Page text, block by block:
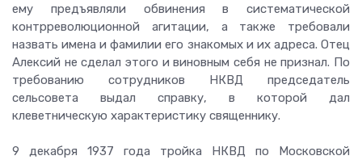
ему предъявляли обвинения в систематической
контрреволюционной агитации, а также требовали
назвать имена и фамилии его знакомых и их адреса. Отец
Алексий не сделал этого и виновным себя не признал. По
требованию сотрудников НКВД председатель
сельсовета выдал справку, в которой дал
клеветническую характеристику священнику.
9 декабря 1937 года тройка НКВД по Московской